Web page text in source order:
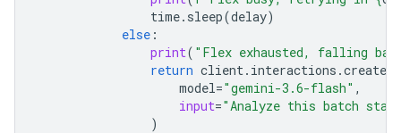
time. sleep(delay)
else :
print( "Flex exhausted, falling
return client. interactions .create
model="gemini-3.6-flash" ,
input="Analyze this batch
)